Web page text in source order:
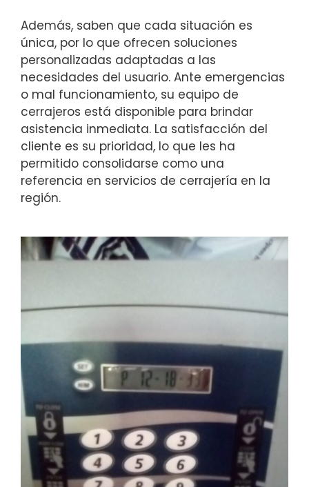
Además, saben que cada situación es
única, por lo que ofrecen soluciones
personalizadas adaptadas a las
necesidades del usuario. Ante emergencias
o mal funcionamiento, su equipo de
cerrajeros está disponible para brindar
asistencia inmediata. La satisfacción del
cliente es su prioridad, lo que les ha
permitido consolidarse como una
referencia en servicios de cerrajería en la
región.